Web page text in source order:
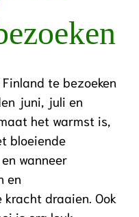
te bezoeken
juni, juli en
het warmst is,
bloeiende
wanneer
en
draaien. Ook